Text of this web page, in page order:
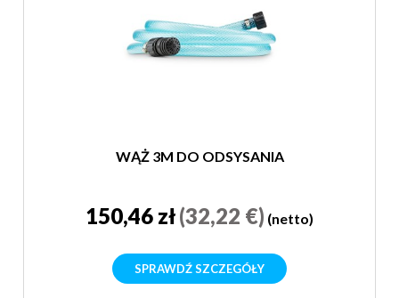
WĄŻ 3M DO ODSYSANIA
150,46 zł(32,22 €) (netto)
SPRAWDŹ SZCZEGÓŁY